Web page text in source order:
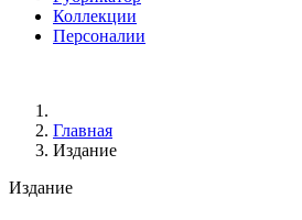
Коллекции
Персоналии
Главная
Издание
Издание